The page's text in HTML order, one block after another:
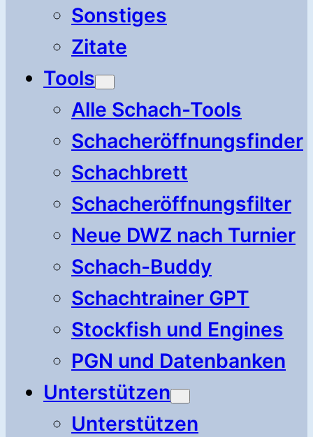
Sonstiges
Zitate
Tools
Alle Schach-Tools
Schacheröffnungsfinder
Schachbrett
Schacheröffnungsfilter
Neue DWZ nach Turnier
Schach-Buddy
Schachtrainer GPT
Stockfish und Engines
PGN und Datenbanken
Unterstützen
Unterstützen